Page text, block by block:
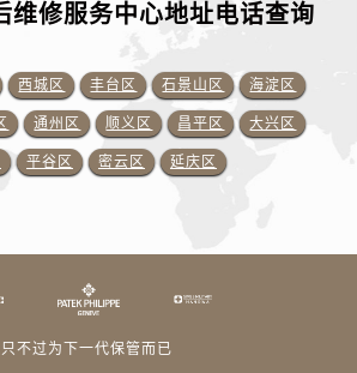
维修服务中心地址电话查询
西城区 丰台区 石景山区 海淀区
通州区 顺义区 昌平区 大兴区
平谷区 密云区 延庆区
不过为下一代保管而已